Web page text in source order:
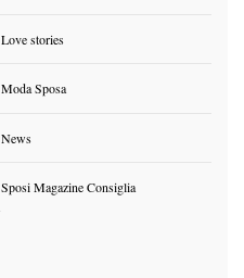
Love stories
Moda Sposa
News
Sposi Magazine Consiglia